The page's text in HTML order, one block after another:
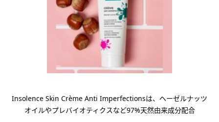
Insolence Skin Crème Anti Imperfectionsは、ヘーゼルナッツ
オイルやプレバイオティクスなど97%天然由来成分配合